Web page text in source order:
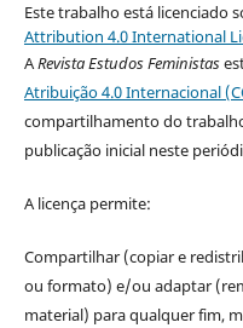
Este trabalho está licenciado
Attribution 4.0 International
ARevista Estudos Feministas
Atribuição 4.0 Internacional
compartilhamento do
publicação inicial neste
A licença permite:
Compartilhar (copiar e
ou formato) e/ou adaptar
material) para qualquer fim,